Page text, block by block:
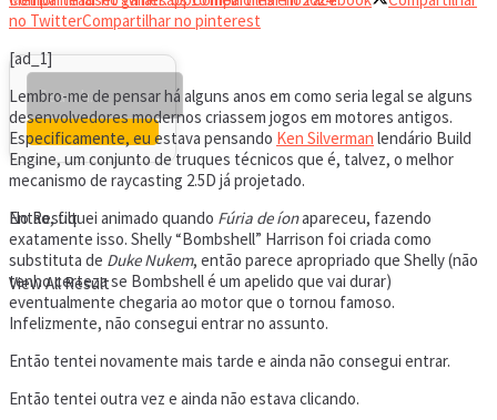
No Result
View All Result
no TwitterCompartilhar no pinterest
[ad_1]
Lembro-me de pensar há alguns anos em como seria legal se alguns
desenvolvedores modernos criassem jogos em motores antigos.
Especificamente, eu estava pensando Ken Silverman lendário Build
Engine, um conjunto de truques técnicos que é, talvez, o melhor
mecanismo de raycasting 2.5D já projetado.
Então, fiquei animado quando Fúria de íonapareceu, fazendo
exatamente isso. Shelly “Bombshell” Harrison foi criada como
substituta de Duke Nukem, então parece apropriado que Shelly (não
tenho certeza se Bombshell é um apelido que vai durar)
eventualmente chegaria ao motor que o tornou famoso.
Infelizmente, não consegui entrar no assunto.
Então tentei novamente mais tarde e ainda não consegui entrar.
Então tentei outra vez e ainda não estava clicando.